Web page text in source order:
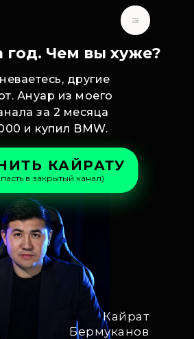
год. Чем вы хуже?
другие
Ануар из моего
за 2 месяца
и купил BMW.
Кайрат
Бермуканов
КАЙРАТУ
в закрытый канал)